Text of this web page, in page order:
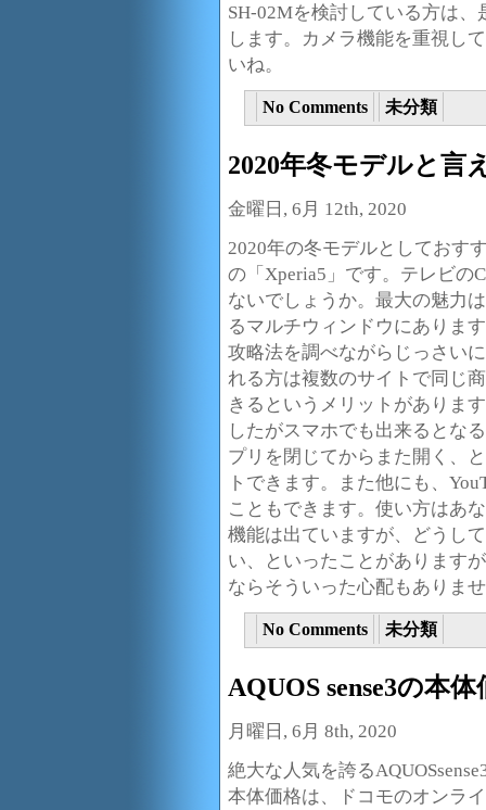
SH-02Mを検討している方は
します。カメラ機能を重視し
いね。
No Comments 未分類
2020年冬モデルと言
金曜日, 6月 12th, 2020
2020年の冬モデルとしておす
の「Xperia5」です。テレビの
ないでしょうか。最大の魅力
るマルチウィンドウにありま
攻略法を調べながらじっさい
れる方は複数のサイトで同じ
きるというメリットがありま
したがスマホでも出来るとな
プリを閉じてからまた開く、
トできます。また他にも、
こともできます。使い方はあ
機能は出ていますが、どうし
い、といったことがあります
ならそういった心配もありま
No Comments 未分類
AQUOS sense3の本
月曜日, 6月 8th, 2020
絶大な人気を誇る
本体価格は、ドコモのオンラ